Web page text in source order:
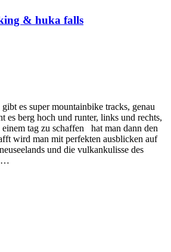
& huka falls
es super mountainbike tracks, genau
es berg hoch und runter, links und rechts,
tag zu schaffen hat man dann den
wird man mit perfekten ausblicken auf
und die vulkankulisse des
…